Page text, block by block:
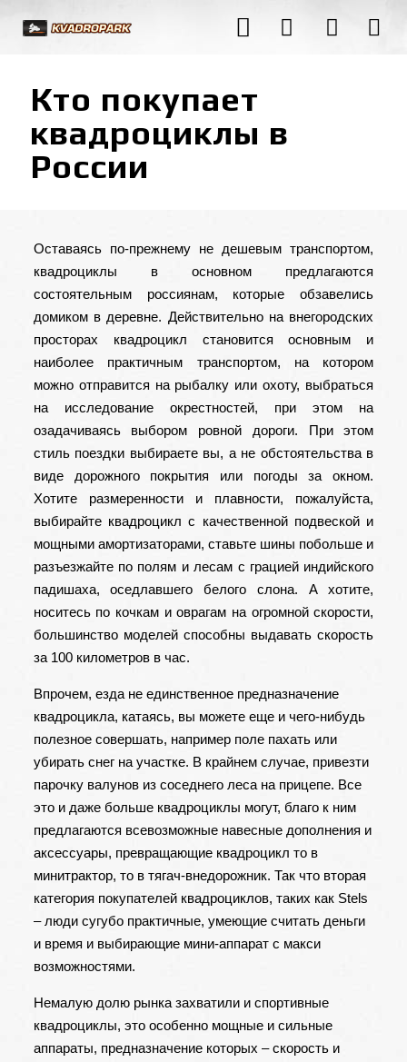
Кто покупает
квадроциклы в
России
Оставаясь по-прежнему не дешевым транспортом,
квадроциклы в основном предлагаются
состоятельным россиянам, которые обзавелись
домиком в деревне. Действительно на внегородских
просторах квадроцикл становится основным и
наиболее практичным транспортом, на котором
можно отправится на рыбалку или охоту, выбраться
на исследование окрестностей, при этом на
озадачиваясь выбором ровной дороги. При этом
стиль поездки выбираете вы, а не обстоятельства в
виде дорожного покрытия или погоды за окном.
Хотите размеренности и плавности, пожалуйста,
выбирайте квадроцикл с качественной подвеской и
мощными амортизаторами, ставьте шины побольше и
разъезжайте по полям и лесам с грацией индийского
падишаха, оседлавшего белого слона. А хотите,
носитесь по кочкам и оврагам на огромной скорости,
большинство моделей способны выдавать скорость
за 100 километров в час.
Впрочем, езда не единственное предназначение
квадроцикла, катаясь, вы можете еще и чего-нибудь
полезное совершать, например поле пахать или
убирать снег на участке. В крайнем случае, привезти
парочку валунов из соседнего леса на прицепе. Все
это и даже больше квадроциклы могут, благо к ним
предлагаются всевозможные навесные дополнения и
аксессуары, превращающие квадроцикл то в
минитрактор, то в тягач-внедорожник. Так что вторая
категория покупателей квадроциклов, таких как Stels
– люди сугубо практичные, умеющие считать деньги
и время и выбирающие мини-аппарат с макси
возможностями.
Немалую долю рынка захватили и спортивные
квадроциклы, это особенно мощные и сильные
аппараты, предназначение которых – скорость и